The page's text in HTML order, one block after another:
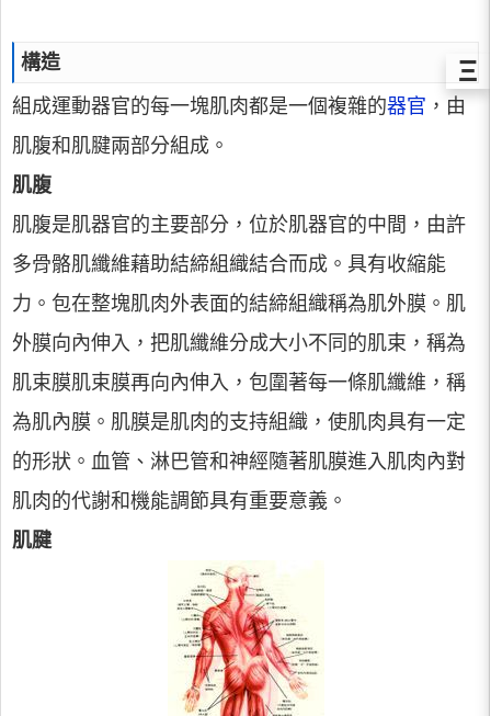
構造
組成運動器官的每一塊肌肉都是一個複雜的器官 ，由
肌腹和肌腱兩部分組成。
肌腹
肌腹是肌器官的主要部分，位於肌器官的中間，由許
多骨骼肌纖維藉助結締組織結合而成。具有收縮能
力。包在整塊肌肉外表面的結締組織稱為肌外膜。肌
外膜向內伸入，把肌纖維分成大小不同的肌束，稱為
肌束膜肌束膜再向內伸入，包圍著每一條肌纖維，稱
為肌內膜。肌膜是肌肉的支持組織，使肌肉具有一定
的形狀。血管、淋巴管和神經隨著肌膜進入肌肉內對
肌肉的代謝和機能調節具有重要意義。
肌腱
Ξ